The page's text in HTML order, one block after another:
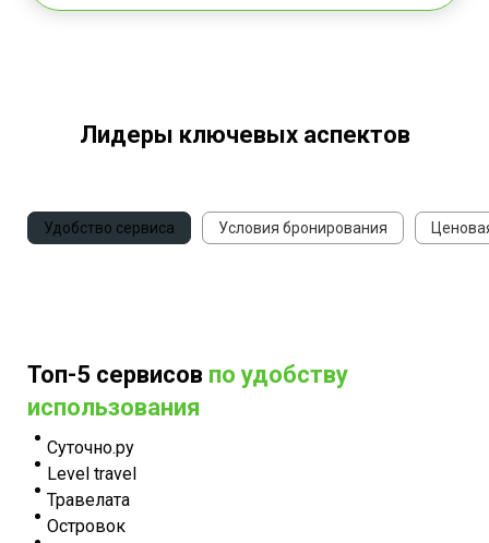
Лидеры ключевых аспектов
Удобство сервиса Условия бронирования
Топ-5 сервисов по удобству
использования
Суточно.ру
Level travel
Травелата
Островок